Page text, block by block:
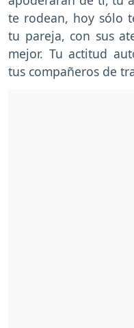
te rodean, hoy sólo
tu pareja, con sus
mejor. Tu actitud
tus compañeros de